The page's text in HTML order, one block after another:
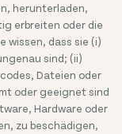
herunterladen,
erbreiten oder die
wissen, dass sie (i)
sind; (ii)
Dateien oder
oder geeignet sind
Hardware oder
zu beschädigen,